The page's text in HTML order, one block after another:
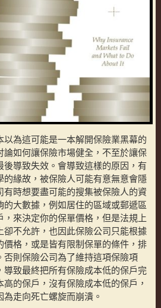
以為這可能是一本解開保險業黑幕的
論如何讓保險市場健全，不至於讓保
後導致失效。會導致這樣的原因，有
的緣故，被保險人可能有意無意會隱
有時想要盡可能的搜集被保險人的資
的大數據，例如居住的區域或郵遞區
，來決定你的保單價格，但是法規上
卻不允許，也因此保險公司只能根據
價格，或是皆有限制保單的條件，排
否則保險公司為了維持這項保險項
導致最終把所有保險成本低的保戶完
的保戶，沒有保險成本低的保戶，
走向死亡螺旋而崩潰。